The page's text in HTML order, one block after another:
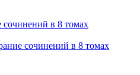
в 8 томах